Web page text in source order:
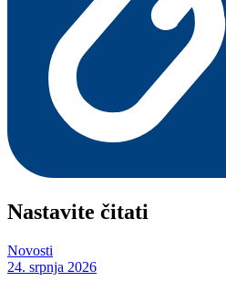
Nastavite čitati
Novosti
24. srpnja 2026